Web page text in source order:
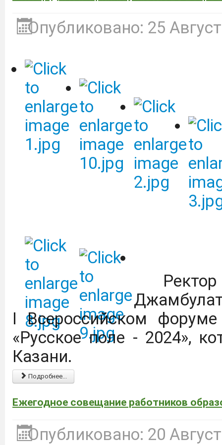
С 01.09.25 по 31.08.26
"Просвещение" ЭБС
следующей ссылке:
Цифровые плакаты,
осмотрительности
телекоммуникационных
агротехнологических
Дагестанский
имени М.М.
2027 года в
национального проекта
продовольственной
обеспечение
Подробнее
Опубликовано: 25
I
Всероссийском
«Русское поле - 2024»,
Казани.
Подробнее...
Ежегодное совещание работников
Опубликовано: 20